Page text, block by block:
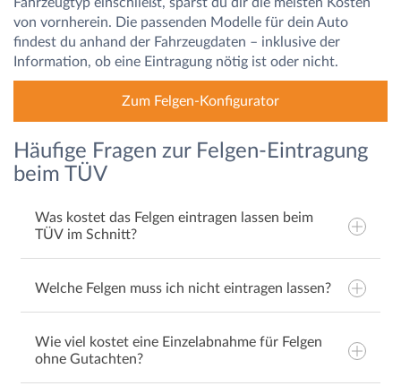
von vornherein. Die passenden Modelle für dein Auto
findest du anhand der Fahrzeugdaten – inklusive der
Information, ob eine Eintragung nötig ist oder nicht.
Zum Felgen-Konfigurator
Häufige Fragen zur Felgen-Eintragung
beim TÜV
Was kostet das Felgen eintragen lassen beim
TÜV im Schnitt?
Welche Felgen muss ich nicht eintragen lassen?
Wie viel kostet eine Einzelabnahme für Felgen
ohne Gutachten?